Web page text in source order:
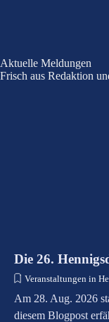
Aktuelle Meldungen
Frisch aus Redaktion
Die 26.
Veranstaltungen in
Am 28. Aug. 2026
diesem Blogpost